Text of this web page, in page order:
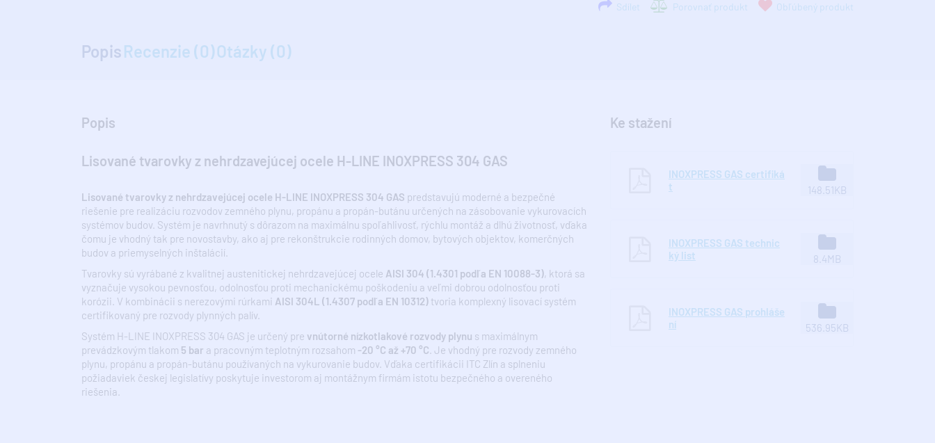
Sdílet Porovnať produkt Obľúbený produkt
PopisRecenzie (0)Otázky (0)
Popis
Lisované tvarovky z nehrdzavejúcej ocele H-LINE INOXPRESS 304 GAS
Lisované tvarovky z nehrdzavejúcej ocele H-LINE INOXPRESS 304 GAS predstavujú moderné a bezpečné
riešenie pre realizáciu rozvodov zemného plynu, propánu a propán-butánu určených na zásobovanie vykurovacích
systémov budov. Systém je navrhnutý s dôrazom na maximálnu spoľahlivosť, rýchlu montáž a dlhú životnosť, vďaka
čomu je vhodný tak pre novostavby, ako aj pre rekonštrukcie rodinných domov, bytových objektov, komerčných
budov a priemyselných inštalácií.
Tvarovky sú vyrábané z kvalitnej austenitickej nehrdzavejúcej ocele AISI 304 (1.4301 podľa EN 10088-3) , ktorá sa
vyznačuje vysokou pevnosťou, odolnosťou proti mechanickému poškodeniu a veľmi dobrou odolnosťou proti
korózii. V kombinácii s nerezovými rúrkami AISI 304L (1.4307 podľa EN 10312) tvoria komplexný lisovací systém
certifikovaný pre rozvody plynných palív.
Systém H-LINE INOXPRESS 304 GAS je určený pre vnútorné nízkotlakové rozvody plynu s maximálnym
prevádzkovým tlakom 5 bar a pracovným teplotným rozsahom -20 °C až +70 °C . Je vhodný pre rozvody zemného
plynu, propánu a propán-butánu používaných na vykurovanie budov. Vďaka certifikácii ITC Zlín a splneniu
požiadaviek českej legislatívy poskytuje investorom aj montážnym firmám istotu bezpečného a overeného
riešenia.
Ke stažení
INOXPRESS GAS certifiká
t
148.51KB
INOXPRESS GAS technic
ký list
8.4MB
INOXPRESS GAS prohláše
ní
536.95KB